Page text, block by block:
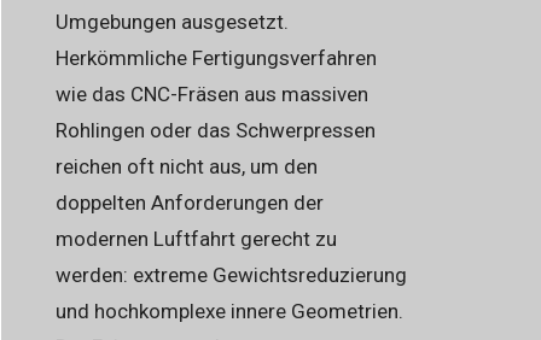
Umgebungen ausgesetzt.
Herkömmliche Fertigungsverfahren
wie das CNC-Fräsen aus massiven
Rohlingen oder das Schwerpressen
reichen oft nicht aus, um den
doppelten Anforderungen der
modernen Luftfahrt gerecht zu
werden: extreme Gewichtsreduzierung
und hochkomplexe innere Geometrien.